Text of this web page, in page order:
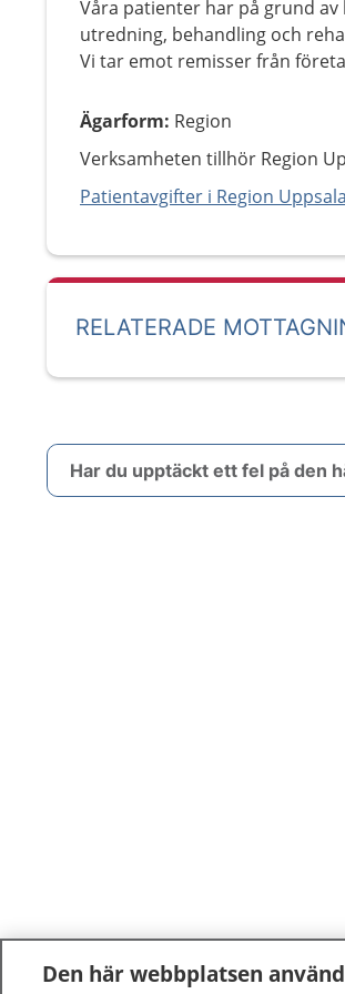
Våra patienter har på grund
utredning, behandling och
Vi tar emot remisser från
Ägarform: Region
Verksamheten tillhör Region
Patientavgifter i Region Uppsala
RELATERADE
Har du upptäckt ett fel på den
Den här webbplatsen